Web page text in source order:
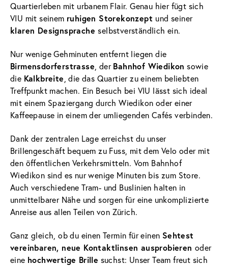
Quartierleben mit urbanem Flair. Genau hier fügt sich
VIU mit seinem ruhigen Storekonzept und seiner
klaren Designspracheselbstverständlich ein.
Nur wenige Gehminuten entfernt liegen die
Birmensdorferstrasse , der Bahnhof Wiedikon sowie
die Kalkbreite , die das Quartier zu einem beliebten
Treffpunkt machen. Ein Besuch bei VIU lässt sich ideal
mit einem Spaziergang durch Wiedikon oder einer
Kaffeepause in einem der umliegenden Cafés verbinden.
Dank der zentralen Lage erreichst du unser
Brillengeschäft bequem zu Fuss, mit dem Velo oder mit
den öffentlichen Verkehrsmitteln. Vom Bahnhof
Wiedikon sind es nur wenige Minuten bis zum Store.
Auch verschiedene Tram- und Buslinien halten in
unmittelbarer Nähe und sorgen für eine unkomplizierte
Anreise aus allen Teilen von Zürich.
Ganz gleich, ob du einen Termin für einen Sehtest
vereinbaren, neue Kontaktlinsen ausprobieren oder
eine hochwertige Brille suchst: Unser Team freut sich